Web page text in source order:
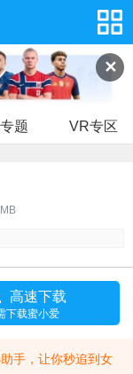
✕
专题 VR专区
高速下载
下载蜜小爱
手，让你秒追到女